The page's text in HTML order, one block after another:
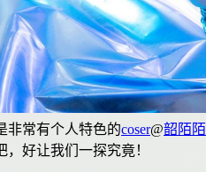
非常有个人特色的coser@韶陌陌
好让我们一探究竟！